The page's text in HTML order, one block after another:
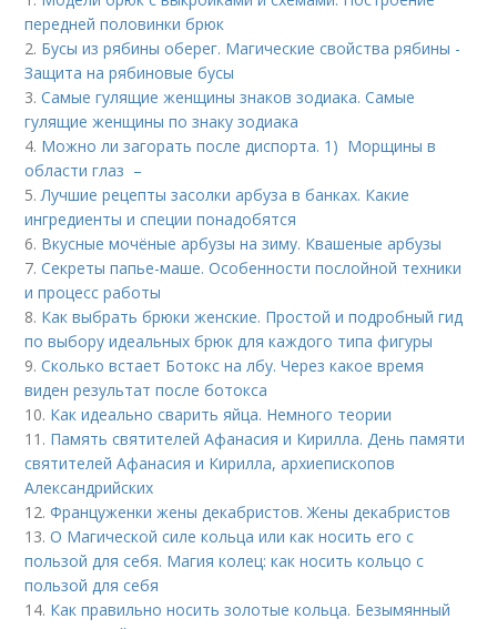
передней половинки брюк
2. Бусы из рябины оберег. Магические свойства рябины -
Защита на рябиновые бусы
3.Самые гулящие женщины знаков зодиака. Самые
гулящие женщины по знаку зодиака
4. Можно ли загорать после диспорта. 1) Морщины в
области глаз –
5.Лучшие рецепты засолки арбуза в банках. Какие
ингредиенты и специи понадобятся
6. Вкусные мочёные арбузы на зиму. Квашеные арбузы
7.Секреты папье-маше. Особенности послойной техники
и процесс работы
8. Как выбрать брюки женские. Простой и подробный гид
по выбору идеальных брюк для каждого типа фигуры
9.Сколько встает Ботокс на лбу. Через какое время
виден результат после ботокса
10. Как идеально сварить яйца. Немного теории
11. Память святителей Афанасия и Кирилла. День памяти
святителей Афанасия и Кирилла, архиепископов
Александрийских
12.Француженки жены декабристов. Жены декабристов
13.О Магической силе кольца или как носить его с
пользой для себя. Магия колец: как носить кольцо с
пользой для себя
14. Как правильно носить золотые кольца. Безымянный